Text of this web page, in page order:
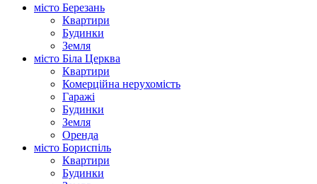
місто Березань
Квартири
Будинки
Земля
місто Біла Церква
Квартири
Комерційна нерухомість
Гаражі
Будинки
Земля
Оренда
місто Бориспіль
Квартири
Будинки